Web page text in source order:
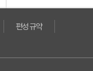
편성규약